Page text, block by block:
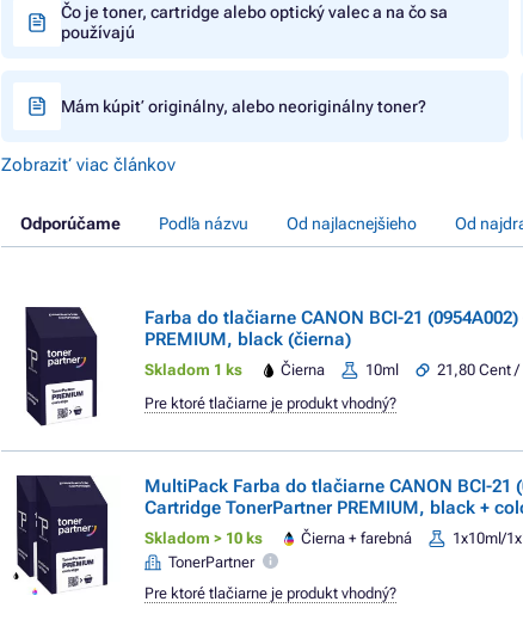
Čo je toner, cartridge alebo optický valec a na čo sa
používajú
Mám kúpiť originálny, alebo neoriginálny toner?
Zobraziť viac článkov
Odporúčame Podľa názvu Od najlacnejšieho Od
Farba do tlačiarne CANON BCI-21
PREMIUM, black (čierna)
Skladom 1 ks Čierna 10ml 21,80 Cent /
Pre ktoré tlačiarne je produkt vhodný?
MultiPack Farba do tlačiarne CANON BCI-21
Cartridge TonerPartner PREMIUM, black +
Skladom > 10 ks Čierna + farebná 1x10ml/
TonerPartner
Pre ktoré tlačiarne je produkt vhodný?